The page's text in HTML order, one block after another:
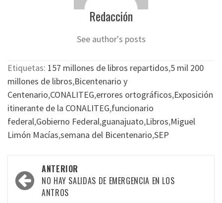
Redacción
See author's posts
Etiquetas: 157 millones de libros repartidos,5 mil 200
millones de libros,Bicentenario y
Centenario,CONALITEG,errores ortográficos,Exposición
itinerante de la CONALITEG,funcionario
federal,Gobierno Federal,guanajuato,Libros,Miguel
Limón Macías,semana del Bicentenario,SEP
Navegación
por
ANTERIOR
NO HAY SALIDAS DE EMERGENCIA EN LOS
ANTROS